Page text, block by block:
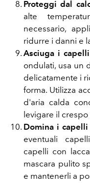
Proteggi dal
alte
necessario,
ridurre i danni e
Asciuga i
ondulati, usa un
delicatamente i
forma. Utilizza
d'aria calda
levigare il
Domina i
eventuali
capelli con
mascara pulito
e mantenerli a